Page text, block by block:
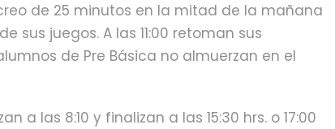
de 25 minutos en la mitad de la mañana
sus juegos. A las 11:00 retoman sus
de Pre Básica no almuerzan en el
a las 8:10 y finalizan a las 15:30 hrs. o 17:00